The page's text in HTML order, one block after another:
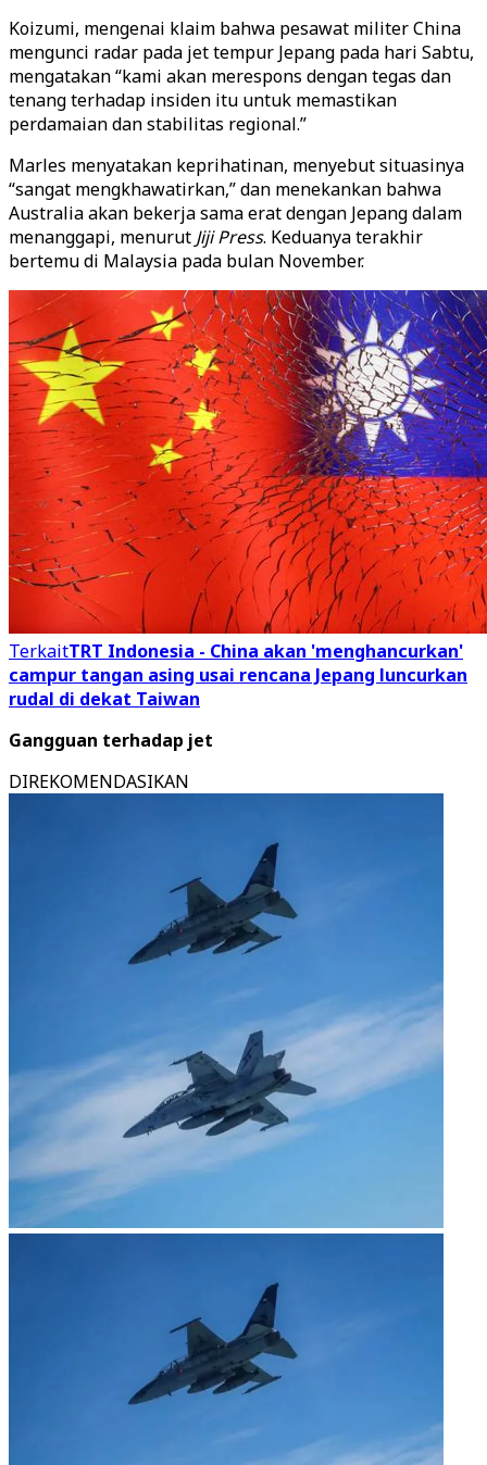
Koizumi, mengenai klaim bahwa pesawat militer China
mengunci radar pada jet tempur Jepang pada hari Sabtu,
mengatakan “kami akan merespons dengan tegas dan
tenang terhadap insiden itu untuk memastikan
perdamaian dan stabilitas regional.”
Marles menyatakan keprihatinan, menyebut situasinya
“sangat mengkhawatirkan,” dan menekankan bahwa
Australia akan bekerja sama erat dengan Jepang dalam
menanggapi, menurut Jiji Press. Keduanya terakhir
bertemu di Malaysia pada bulan November.
TerkaitTRT Indonesia - China akan 'menghancurkan'
campur tangan asing usai rencana Jepang luncurkan
rudal di dekat Taiwan
Gangguan terhadap jet
DIREKOMENDASIKAN